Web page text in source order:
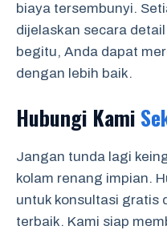
biaya tersembunyi.
dijelaskan secara
begitu, Anda dapat
dengan lebih baik.
Hubungi Kami
Jangan tunda lagi
kolam renang impian.
untuk konsultasi gratis
terbaik. Kami siap